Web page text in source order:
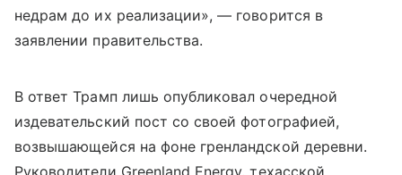
недрам до их реализации», — говорится в
заявлении правительства.
В ответ Трамп лишь опубликовал очередной
издевательский пост со своей фотографией,
возвышающейся на фоне гренландской деревни.